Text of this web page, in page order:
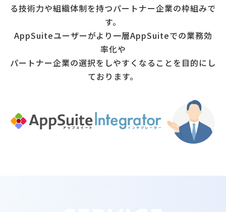
る技術力や組織体制を持つパートナー企業の枠組みで
す。
AppSuiteユーザーがより一層AppSuiteでの業務効
率化や
パートナー企業の選択をしやすくなることを目的にし
ております。